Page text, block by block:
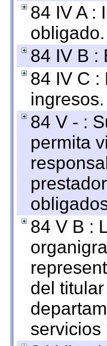
84 IV A :
obligado.
84 IV B :
84 IV C :
ingresos.
84 V - :
permita
84 V B :
del
servicios